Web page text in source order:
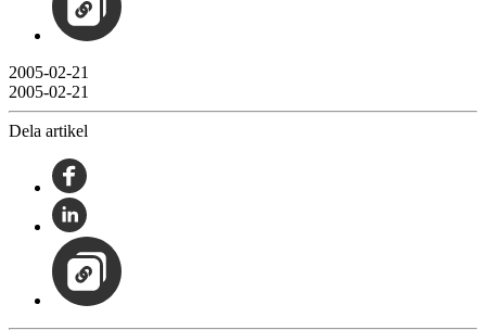
2005-02-21
2005-02-21
Dela artikel